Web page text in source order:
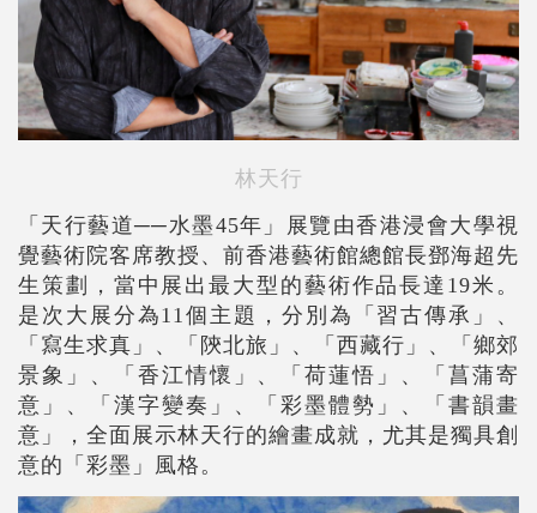
林天行
「天行藝道──水墨45年」展覽由香港浸會大學視
覺藝術院客席教授、前香港藝術館總館長鄧海超先
生策劃，當中展出最大型的藝術作品長達19米。
是次大展分為11個主題，分別為「習古傳承」、
「寫生求真」、「陝北旅」、「西藏行」、「鄉郊
景象」、「香江情懷」、「荷蓮悟」、「菖蒲寄
意」、「漢字變奏」、「彩墨體勢」、「書韻畫
意」，全面展示林天行的繪畫成就，尤其是獨具創
意的「彩墨」風格。